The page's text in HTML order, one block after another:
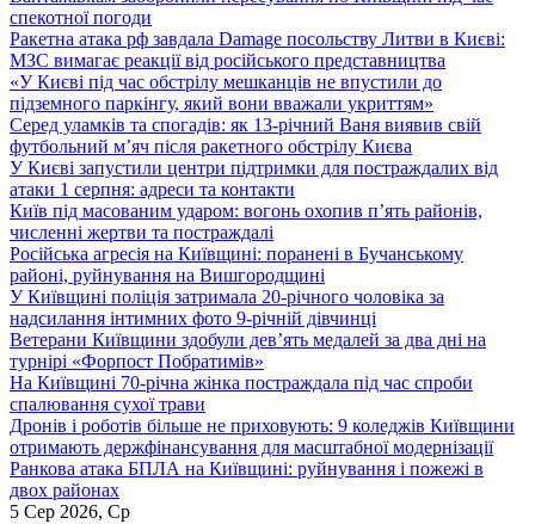
спекотної погоди
Ракетна атака рф завдала Damage посольству Литви в Києві:
МЗС вимагає реакції від російського представництва
«У Києві під час обстрілу мешканців не впустили до
підземного паркінгу, який вони вважали укриттям»
Серед уламків та спогадів: як 13-річний Ваня виявив свій
футбольний м’яч після ракетного обстрілу Києва
У Києві запустили центри підтримки для постраждалих від
атаки 1 серпня: адреси та контакти
Київ під масованим ударом: вогонь охопив п’ять районів,
численні жертви та постраждалі
Російська агресія на Київщині: поранені в Бучанському
районі, руйнування на Вишгородщині
У Київщині поліція затримала 20-річного чоловіка за
надсилання інтимних фото 9-річній дівчинці
Ветерани Київщини здобули дев’ять медалей за два дні на
турнірі «Форпост Побратимів»
На Київщині 70-річна жінка постраждала під час спроби
спалювання сухої трави
Дронів і роботів більше не приховують: 9 коледжів Київщини
отримають держфінансування для масштабної модернізації
Ранкова атака БПЛА на Київщині: руйнування і пожежі в
двох районах
5 Сер 2026, Ср